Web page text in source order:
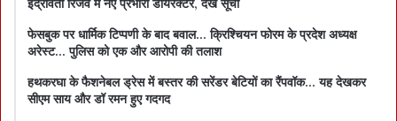
इंद्रावती रिजर्व में नए प्रभारी डायरेक्टर, देखें सूची
फेसबुक पर धार्मिक टिप्पणी के बाद बवाल… क्रिश्चियन फोरम के प्रदेश अध्यक्ष
अरेस्ट… पुलिस को एक और आरोपी की तलाश
हथकरघा के फैशनेबल ड्रेस में बस्तर की सरेंडर बेटियों का रैंपवॉक… यह देखकर
सीएम साय और डॉ रमन हुए गदगद